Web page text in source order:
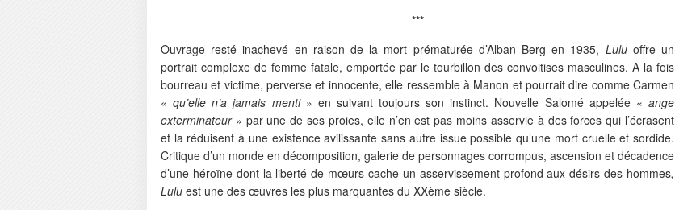
***
Ouvrage resté inachevé en raison de la mort prématurée d’Alban Berg en 1935, Luluoffre un
portrait complexe de femme fatale, emportée par le tourbillon des convoitises masculines. A la fois
bourreau et victime, perverse et innocente, elle ressemble à Manon et pourrait dire comme Carmen
«qu’elle n’a jamais menti» en suivant toujours son instinct. Nouvelle Salomé appelée «ange
exterminateur» par une de ses proies, elle n’en est pas moins asservie à des forces qui l’écrasent
et la réduisent à une existence avilissante sans autre issue possible qu’une mort cruelle et sordide.
Critique d’un monde en décomposition, galerie de personnages corrompus, ascension et décadence
d’une héroïne dont la liberté de mœurs cache un asservissement profond aux désirs des hommes,
Lulu est une des œuvres les plus marquantes du XXème siècle.